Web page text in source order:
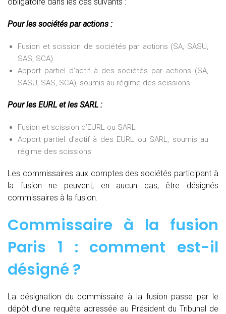
Pour les sociétés par actions :
Fusion et scission de sociétés par actions (SA, SASU,
SAS, SCA)
Apport partiel d’actif à des sociétés par actions (SA,
SASU, SAS, SCA), soumis au régime des scissions.
Pour les EURL et les SARL :
Fusion et scission d’EURL ou SARL
Apport partiel d’actif à des EURL ou SARL, soumis au
régime des scissions
Les commissaires aux comptes des sociétés participant à
la fusion ne peuvent, en aucun cas, être désignés
commissaires à la fusion.
Commissaire à la fusion
Paris 1 : comment est-il
désigné ?
La désignation du commissaire à la fusion passe par le
dépôt d’une requête adressée au Président du Tribunal de